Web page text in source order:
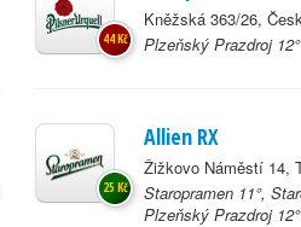
Kněžská 363/26,
Plzeňský Prazdroj 12°
44 Kč
Allien RX
Žižkovo Náměstí 14,
Staropramen 11°,
Plzeňský Prazdroj 12°
25 Kč